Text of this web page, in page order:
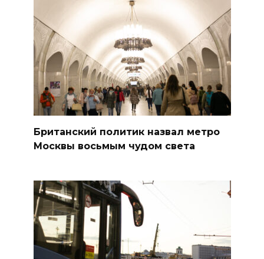
Британский политик назвал метро
Москвы восьмым чудом света